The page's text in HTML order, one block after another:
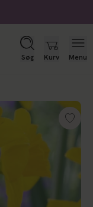
Søg Kurv Menu